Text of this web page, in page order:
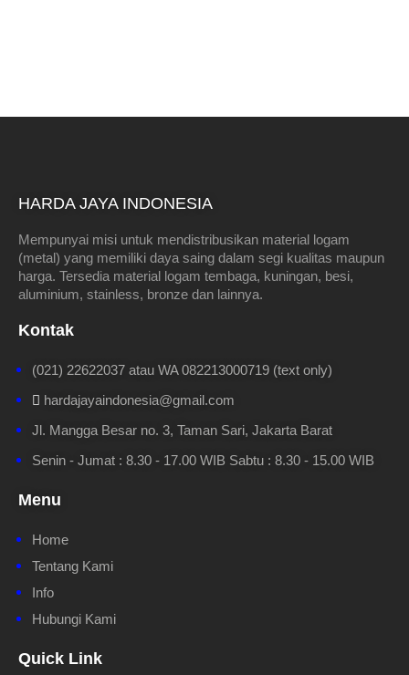
HARDA JAYA INDONESIA
Mempunyai misi untuk mendistribusikan material logam
(metal) yang memiliki daya saing dalam segi kualitas maupun
harga. Tersedia material logam tembaga, kuningan, besi,
aluminium, stainless, bronze dan lainnya.
Kontak
(021) 22622037 atau WA 082213000719 (text only)
hardajayaindonesia@gmail.com
Jl. Mangga Besar no. 3, Taman Sari, Jakarta Barat
Senin - Jumat : 8.30 - 17.00 WIB Sabtu : 8.30 - 15.00 WIB
Menu
Home
Tentang Kami
Info
Hubungi Kami
Quick Link